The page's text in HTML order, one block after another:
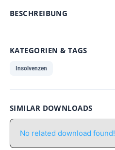
BESCHREIBUNG
KATEGORIEN & TAGS
Insolvenzen
SIMILAR DOWNLOADS
No related download found!